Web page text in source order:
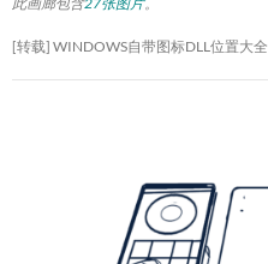
[转载] WINDOWS自带图标DLL位置大全